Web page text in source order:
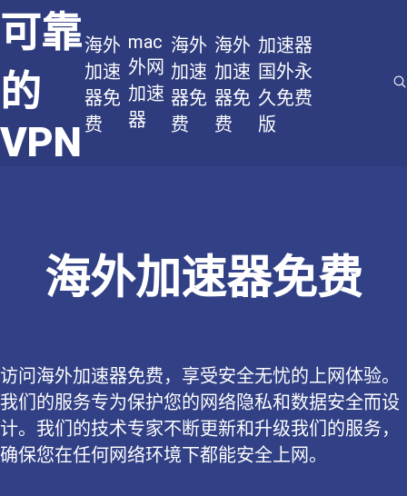
可靠
的
VPN
海外
加速
器免
费
mac
外网
加速
器
海外
加速
器免
费
海外
加速
器免
费
加速器
国外永
久免费
版
海外加速器免费
访问海外加速器免费，享受安全无忧的上网体验。
我们的服务专为保护您的网络隐私和数据安全而设
计。我们的技术专家不断更新和升级我们的服务，
确保您在任何网络环境下都能安全上网。